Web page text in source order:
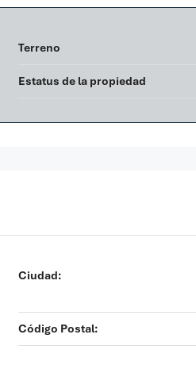
Terreno
Estatus de la propiedad
Ciudad:
Código Postal: